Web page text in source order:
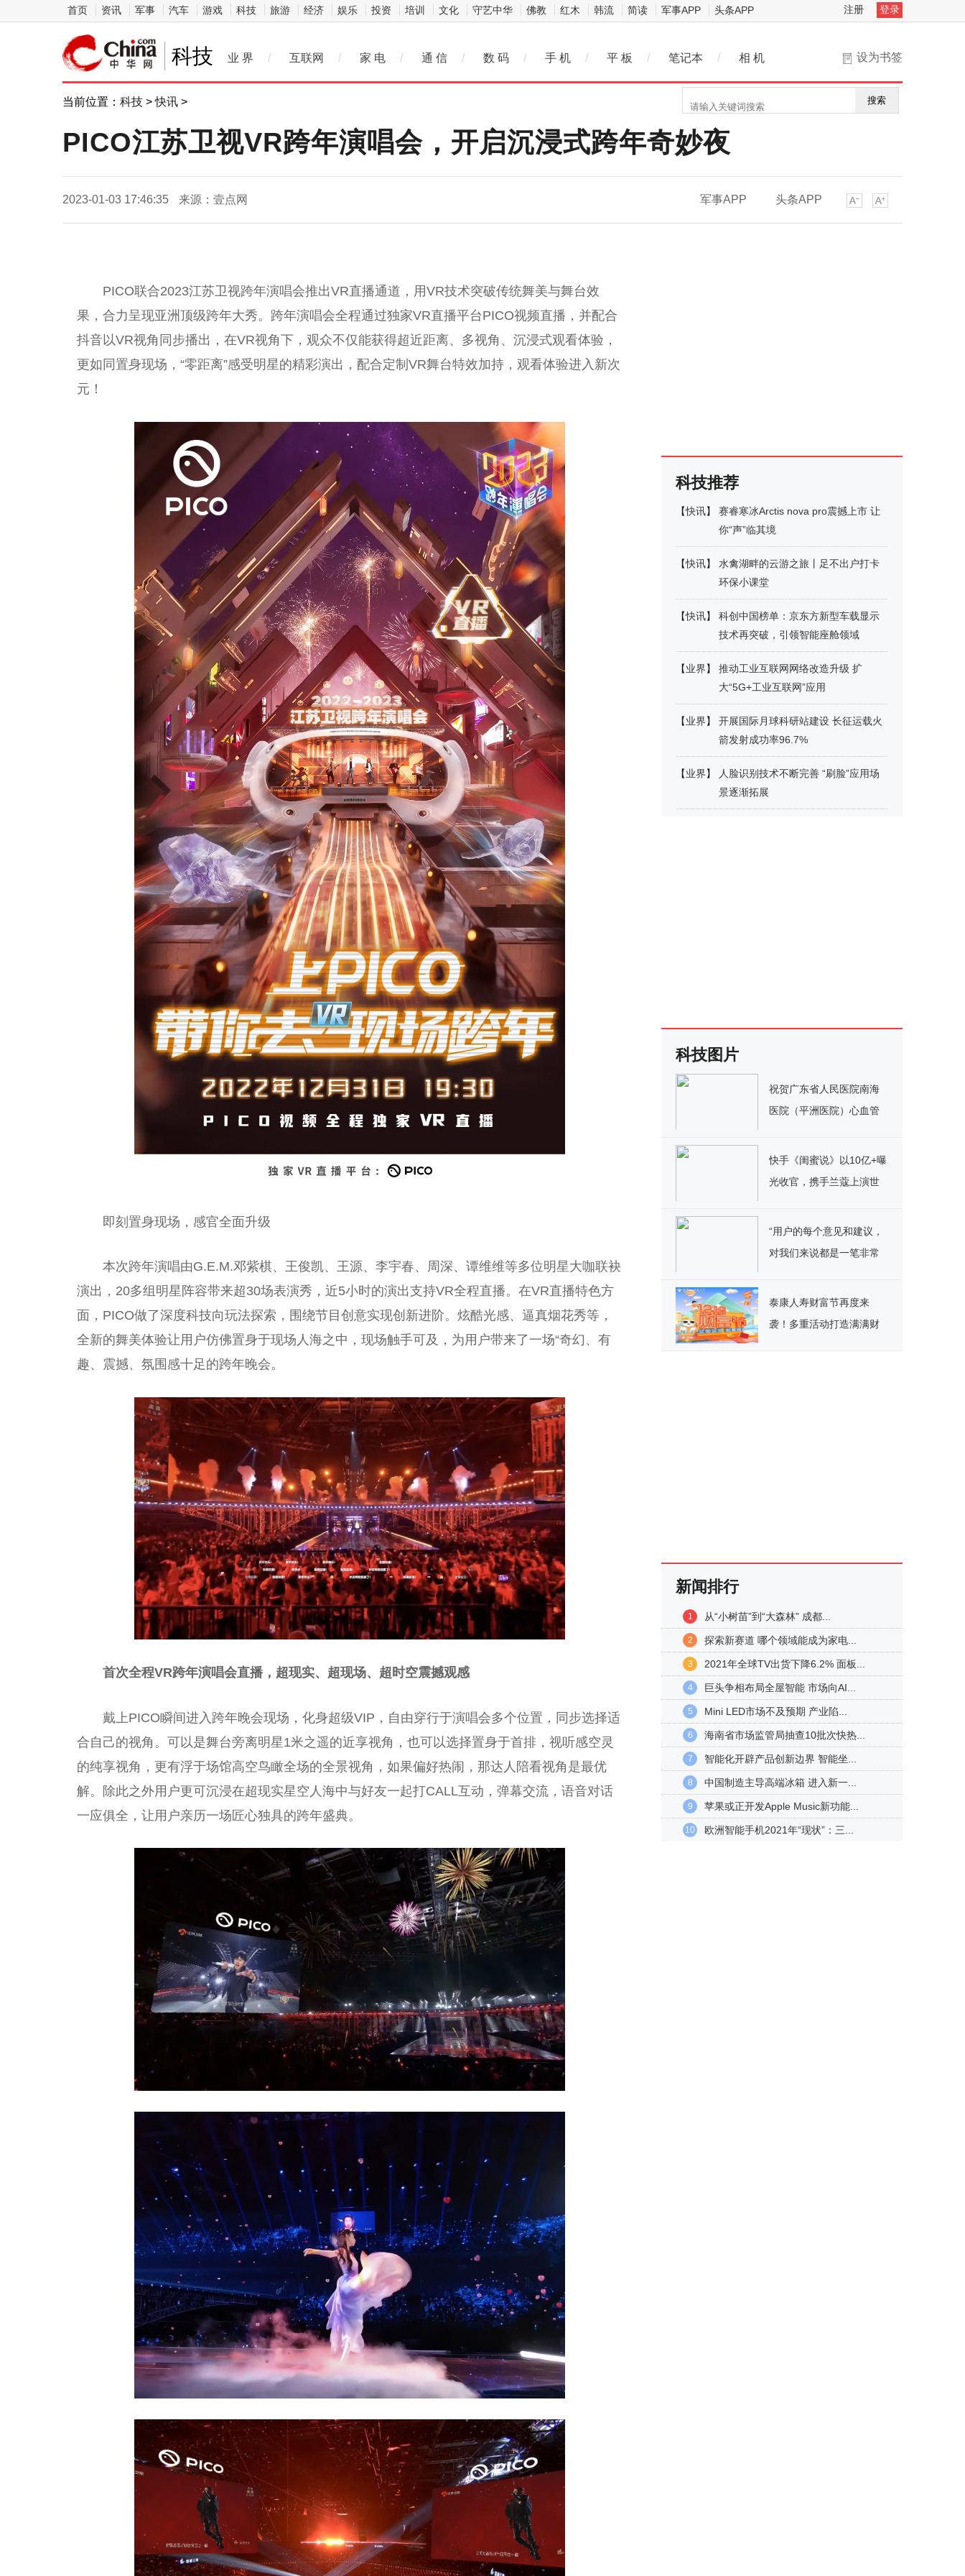
首页 资讯 军事 汽车 游戏 科技 旅游 经济 娱乐 投资 培训 文化 守艺中华 佛教 红木 韩流 简读 军事APP 头条APP 注册 登录
科技 设为书签
业 界 / 互联网 / 家 电 / 通 信 / 数 码 / 手 机 / 平 板 / 笔记本 / 相 机
当前位置： 科技 >快讯 > 搜索
PICO江苏卫视VR跨年演唱会，开启沉浸式跨年奇妙夜
2023-01-03 17:46:35 来源：壹点网 军事APP 头条APP
PICO联合2023江苏卫视跨年演唱会推出VR直播通道，用VR技术突破传统舞美与舞台效
果，合力呈现亚洲顶级跨年大秀。跨年演唱会全程通过独家VR直播平台PICO视频直播，并配合
抖音以VR视角同步播出，在VR视角下，观众不仅能获得超近距离、多视角、沉浸式观看体验，
更如同置身现场，“零距离”感受明星的精彩演出，配合定制VR舞台特效加持，观看体验进入新次
元！
即刻置身现场，感官全面升级
本次跨年演唱由G.E.M.邓紫棋、王俊凯、王源、李宇春、周深、谭维维等多位明星大咖联袂
演出，20多组明星阵容带来超30场表演秀，近5小时的演出支持VR全程直播。在VR直播特色方
面，PICO做了深度科技向玩法探索，围绕节目创意实现创新进阶。炫酷光感、逼真烟花秀等，
全新的舞美体验让用户仿佛置身于现场人海之中，现场触手可及，为用户带来了一场“奇幻、有
趣、震撼、氛围感十足的跨年晚会。
首次全程VR跨年演唱会直播，超现实、超现场、超时空震撼观感
戴上PICO瞬间进入跨年晚会现场，化身超级VIP，自由穿行于演唱会多个位置，同步选择适
合自己的视角。可以是舞台旁离明星1米之遥的近享视角，也可以选择置身于首排，视听感空灵
的纯享视角，更有浮于场馆高空鸟瞰全场的全景视角，如果偏好热闹，那达人陪看视角是最优
解。除此之外用户更可沉浸在超现实星空人海中与好友一起打CALL互动，弹幕交流，语音对话
一应俱全，让用户亲历一场匠心独具的跨年盛典。
科技推荐
【快讯】
赛睿寒冰Arctis nova pro震撼上市 让
你“声”临其境
【快讯】
水禽湖畔的云游之旅丨足不出户打卡
环保小课堂
【快讯】
科创中国榜单：京东方新型车载显示
技术再突破，引领智能座舱领域
【业界】
推动工业互联网网络改造升级 扩
大“5G+工业互联网”应用
【业界】
开展国际月球科研站建设 长征运载火
箭发射成功率96.7%
【业界】
人脸识别技术不断完善 “刷脸”应用场
景逐渐拓展
科技图片
祝贺广东省人民医院南海
医院（平洲医院）心血管
举办
快手《闺蜜说》以10亿+曝
光收官，携手兰蔻上演世
“用户的每个意见和建议，
对我们来说都是一笔非常
泰康人寿财富节再度来
袭！多重活动打造满满财
新闻排行
1 从“小树苗”到“大森林” 成都...
2 探索新赛道 哪个领域能成为家电...
3 2021年全球TV出货下降6.2% 面板...
4 巨头争相布局全屋智能 市场向AI...
5 Mini LED市场不及预期 产业陷...
6 海南省市场监管局抽查10批次快热...
7 智能化开辟产品创新边界 智能坐...
8 中国制造主导高端冰箱 进入新一...
9 苹果或正开发Apple Music新功能...
10 欧洲智能手机2021年“现状”：三...